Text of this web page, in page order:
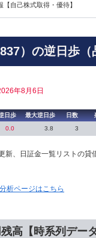
【自己株式取得・優待】
）の逆日歩（
年8月6日
日歩 最大逆日歩 日数
0.0 3.8 3
新、日証金一覧リストの貸
析ページはこちら
高【時系列データ